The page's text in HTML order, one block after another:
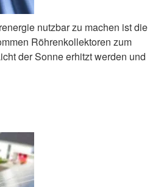
nutzbar zu machen ist die
Röhrenkollektoren zum
der Sonne erhitzt werden und